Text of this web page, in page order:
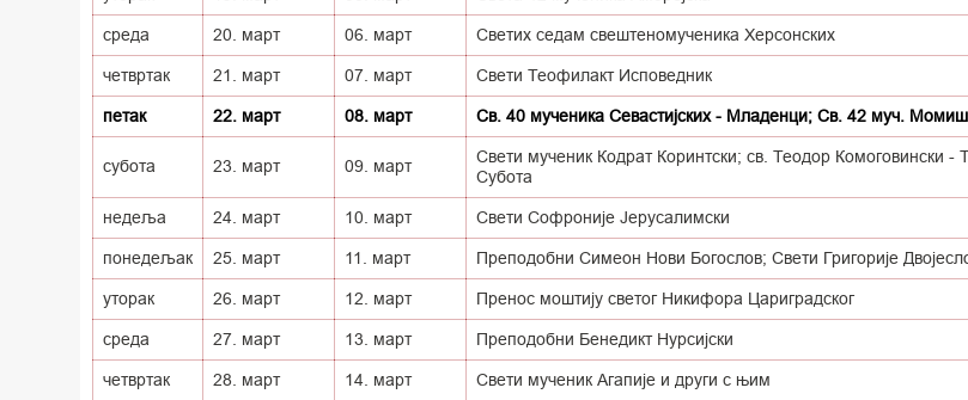
среда 20. март 06. март Светих седам свештеномученика Херсонских
четвртак 21. март 07. март Свети Теофилакт Исповедник
петак 22. март 08. март Св. 40 мученика Севастијских - Младенци; Св. 42 муч.
субота 23. март 09. март
Свети мученик Кодрат Коринтски; св. Теодор Комоговински -
Субота
недеља 24. март 10. март Свети Софроније Јерусалимски
понедељак 25. март 11. март Преподобни Симеон Нови Богослов; Свети Григорије
уторак 26. март 12. март Пренос моштију светог Никифора Цариградског
среда 27. март 13. март Преподобни Бенедикт Нурсијски
четвртак 28. март 14. март Свети мученик Агапије и други с њим